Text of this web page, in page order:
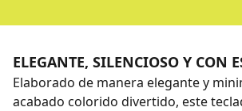
ELEGANTE, SILENCIOSO Y CON
Elaborado de manera elegante y
acabado colorido divertido, este